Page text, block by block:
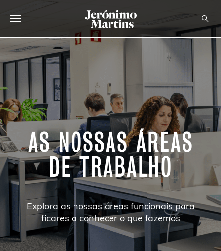
SOBRE NÓS
INVESTIDOR
MEDIA
CARREIRAS
CONTACTOS
AS NOSSAS ÁREAS
DE TRABALHO
Explora as nossas áreas funcionais para
ficares a conhecer o que fazemos